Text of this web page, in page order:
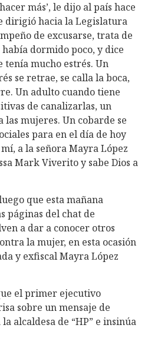
más’, le dijo al país hace
dirigió hacia la Legislatura
de excusarse, trata de
dormido poco, y dice
tenía mucho estrés. Un
se retrae, se calla la boca,
Un adulto cuando tiene
de canalizarlas, un
mujeres. Un cobarde se
para en el día de hoy
a la señora Mayra López
Mark Viverito y sabe Dios a
que esta mañana
páginas del chat de
a dar a conocer otros
la mujer, en esta ocasión
y exfiscal Mayra López
el primer ejecutivo
sobre un mensaje de
alcaldesa de “HP” e insinúa